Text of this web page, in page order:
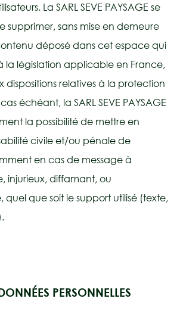
La SARL SEVE PAYSAGE se
supprimer, sans mise en demeure
déposé dans cet espace qui
la législation applicable en France,
dispositions relatives à la protection
échéant, la SARL SEVE PAYSAGE
la possibilité de mettre en
civile et/ou pénale de
en cas de message à
injurieux, diffamant, ou
que soit le support utilisé (texte,
PERSONNELLES